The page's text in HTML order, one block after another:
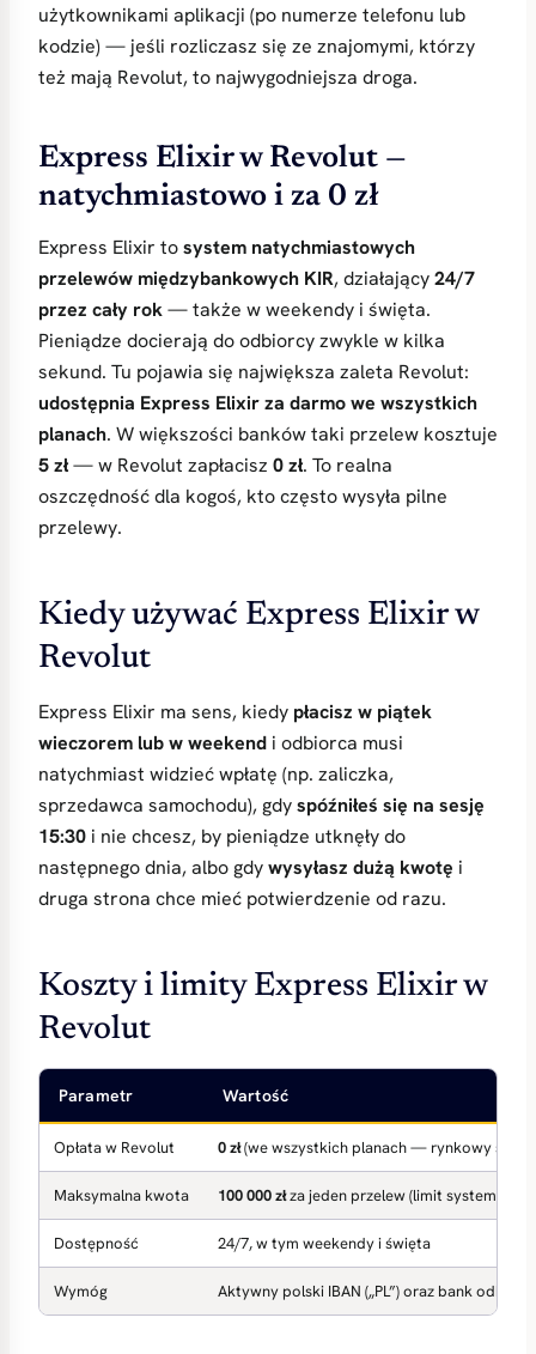
użytkownikami aplikacji (po numerze telefonu lub
kodzie) — jeśli rozliczasz się ze znajomymi, którzy
też mają Revolut, to najwygodniejsza droga.
Express Elixir w Revolut —
natychmiastowo i za 0 zł
Express Elixir tosystem natychmiastowych
przelewów międzybankowych KIR, działający24/7
przez cały rok— także w weekendy i święta.
Pieniądze docierają do odbiorcy zwykle w kilka
sekund. Tu pojawia się największa zaleta Revolut:
udostępnia Express Elixir za darmo we wszystkich
planach. W większości banków taki przelew kosztuje
5 zł— w Revolut zapłacisz 0 zł. To realna
oszczędność dla kogoś, kto często wysyła pilne
przelewy.
Kiedy używać Express Elixir w
Revolut
Express Elixir ma sens, kiedy płacisz w piątek
wieczorem lub w weekend i odbiorca musi
natychmiast widzieć wpłatę (np. zaliczka,
sprzedawca samochodu), gdyspóźniłeś się na sesję
15:30 i nie chcesz, by pieniądze utknęły do
następnego dnia, albo gdywysyłasz dużą kwotę i
druga strona chce mieć potwierdzenie od razu.
Koszty i limity Express Elixir w
Revolut
Parametr Wartość
Opłata w Revolut 0 zł(we wszystkich planach — rynkowy
Maksymalna kwota 100 000 złza jeden przelew (limit systemowy
Dostępność 24/7, w tym weekendy i święta
Wymóg Aktywny polski IBAN („PL”) oraz bank